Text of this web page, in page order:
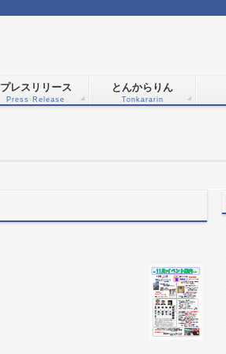
プレスリリース
Press Release
とんからりん
Tonkararin